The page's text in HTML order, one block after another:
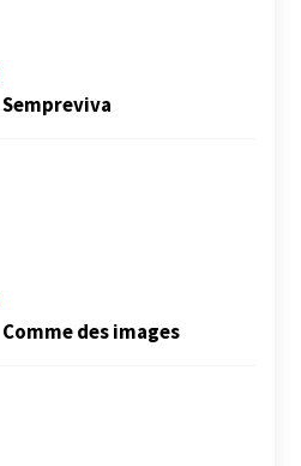
Sempreviva
Comme des images